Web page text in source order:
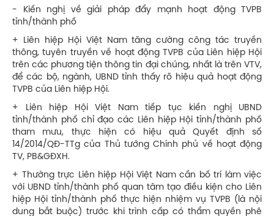
- Kiến nghị về giải pháp đẩy mạnh hoạt động TVPB
tỉnh/thành phố
+ Liên hiệp Hội Việt Nam tăng cường công tác truyền
thông, tuyên truyền về hoạt động TVPB của Liên hiệp Hội
trên các phương tiện thông tin đại chúng, nhất là trên VTV,
để các bộ, ngành, UBND tỉnh thấy rõ hiệu quả hoạt động
TVPB của Liên hiệp Hội.
+ Liên hiệp Hội Việt Nam tiếp tục kiến nghị UBND
tỉnh/thành phố chỉ đạo các Liên hiệp Hội tỉnh/thành phố
tham mưu, thực hiện có hiệu quả Quyết định số
14/2014/QĐ-TTg của Thủ tướng Chính phủ về hoạt động
TV, PB&GĐXH.
+ Thường trực Liên hiệp Hội Việt Nam cần bố trí làm việc
với UBND tỉnh/thành phố quan tâm tạo điều kiện cho Liên
hiệp Hội tỉnh/thành phố thực hiện nhiệm vụ TVPB (là nội
dung bắt buộc) trước khi trình cấp có thẩm quyền phê